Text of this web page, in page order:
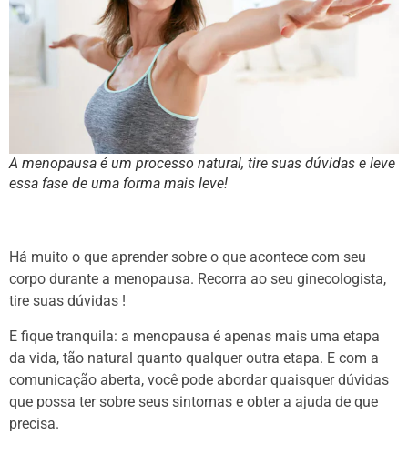
A menopausa é um processo natural, tire suas dúvidas e leve
essa fase de uma forma mais leve!
Há muito o que aprender sobre o que acontece com seu
corpo durante a menopausa. Recorra ao seu ginecologista,
tire suas dúvidas !
E fique tranquila: a menopausa é apenas mais uma etapa
da vida, tão natural quanto qualquer outra etapa. E com a
comunicação aberta, você pode abordar quaisquer dúvidas
que possa ter sobre seus sintomas e obter a ajuda de que
precisa.